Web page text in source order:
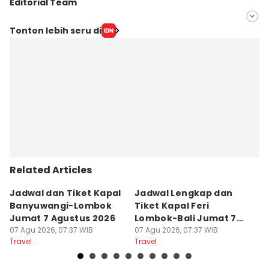
Editorial Team
Editor
Tonton lebih seru di
Related Articles
Jadwal dan Tiket Kapal
Banyuwangi-Lombok
Jumat 7 Agustus 2026
07 Agu 2026, 07:37 WIB
Travel
Jadwal Lengkap dan
Tiket Kapal Feri
Lombok-Bali Jumat 7
Agustus 2026
07 Agu 2026, 07:37 WIB
Travel